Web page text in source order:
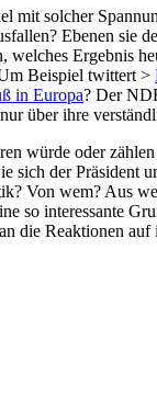
mit solcher
Ebenen sie
welches Ergebnis
Beispiel twittert >
in Europa? Der
über ihre
würde oder
der Präsident
Von wem? Aus
so interessante
die Reaktionen auf